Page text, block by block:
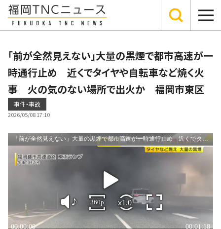
「前が全然見えない」大量の黒煙で都市高速が一
時通行止め 近くでタイヤや自転車など焼く火
事 火の気のない場所で出火か 福岡市東区
事件・事故
2026/05/08 17:10